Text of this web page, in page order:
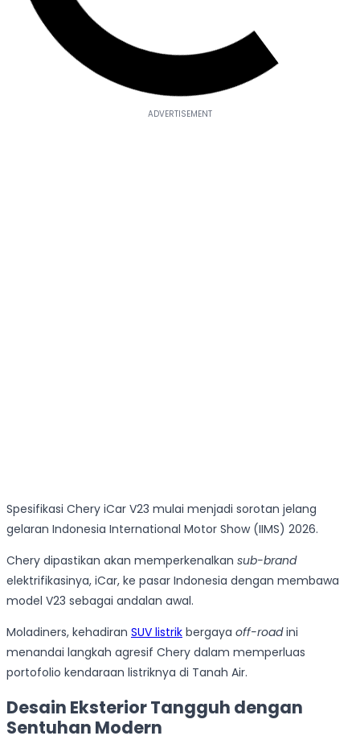
Spesifikasi Chery iCar V23 mulai menjadi sorotan jelang
gelaran Indonesia International Motor Show (IIMS) 2026.
Chery dipastikan akan memperkenalkan sub-brand
elektrifikasinya, iCar, ke pasar Indonesia dengan membawa
model V23 sebagai andalan awal.
Moladiners, kehadiran SUV listrik bergaya off-roadini
menandai langkah agresif Chery dalam memperluas
portofolio kendaraan listriknya di Tanah Air.
Desain Eksterior Tangguh dengan
Sentuhan Modern